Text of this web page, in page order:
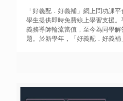
「好義配．好義補」網上問功課
學生提供即時免費線上學習支援
義務導師輪流當值，至今為同學解
題。於新學年，「好義配．好義